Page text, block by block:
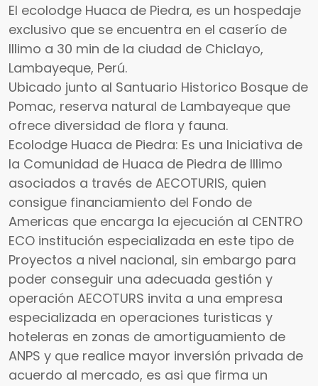
El ecolodge Huaca de Piedra, es un hospedaje
exclusivo que se encuentra en el caserío de
Illimo a 30 min de la ciudad de Chiclayo,
Lambayeque, Perú.
Ubicado junto al Santuario Historico Bosque de
Pomac, reserva natural de Lambayeque que
ofrece diversidad de flora y fauna.
Ecolodge Huaca de Piedra: Es una Iniciativa de
la Comunidad de Huaca de Piedra de Illimo
asociados a través de AECOTURIS, quien
consigue financiamiento del Fondo de
Americas que encarga la ejecución al CENTRO
ECO institución especializada en este tipo de
Proyectos a nivel nacional, sin embargo para
poder conseguir una adecuada gestión y
operación AECOTURS invita a una empresa
especializada en operaciones turisticas y
hoteleras en zonas de amortiguamiento de
ANPS y que realice mayor inversión privada de
acuerdo al mercado, es asi que firma un